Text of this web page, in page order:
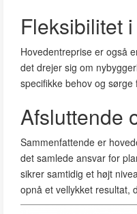
Fleksibilitet
Hovedentreprise er også
det drejer sig om
specifikke behov og
Afsluttende
Sammenfattende er
det samlede ansvar for
sikrer samtidig et højt
opnå et vellykket resultat,